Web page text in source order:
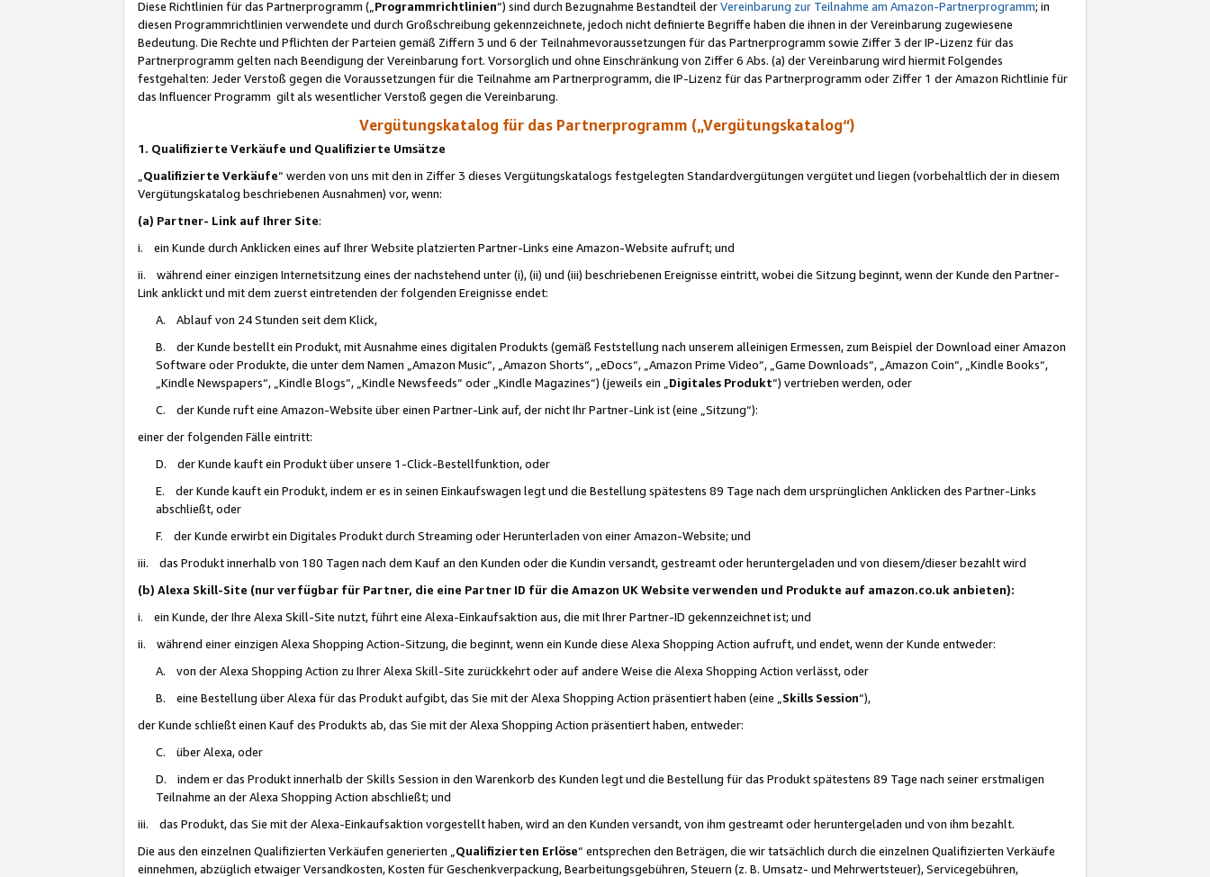
Diese Richtlinien für das Partnerprogramm („Programmrichtlinien“) sind durch Bezugnahme Bestandteil derVereinbarung zur Teilnahme am Amazon-Partnerprogramm; in
diesen Programmrichtlinien verwendete und durch Großschreibung gekennzeichnete, jedoch nicht definierte Begriffe haben die ihnen in der Vereinbarung zugewiesene
Bedeutung. Die Rechte und Pflichten der Parteien gemäß Ziffern 3 und 6 der Teilnahmevoraussetzungen für das Partnerprogramm sowie Ziffer 3 der IP-Lizenz für das
Partnerprogramm gelten nach Beendigung der Vereinbarung fort. Vorsorglich und ohne Einschränkung von Ziffer 6 Abs. (a) der Vereinbarung wird hiermit Folgendes
festgehalten: Jeder Verstoß gegen die Voraussetzungen für die Teilnahme am Partnerprogramm, die IP-Lizenz für das Partnerprogramm oder Ziffer 1 der Amazon Richtlinie für
das Influencer Programm gilt als wesentlicher Verstoß gegen die Vereinbarung.
Vergütungskatalog für das Partnerprogramm („Vergütungskatalog“)
1. Qualifizierte Verkäufe und Qualifizierte Umsätze
Qualifizierte Verkäufe“ werden von uns mit den in Ziffer 3 dieses Vergütungskatalogs festgelegten Standardvergütungen vergütet und liegen (vorbehaltlich der in diesem
Vergütungskatalog beschriebenen Ausnahmen) vor, wenn:
(a) Partner- Link auf Ihrer Site:
i. ein Kunde durch Anklicken eines auf Ihrer Website platzierten Partner-Links eine Amazon-Website aufruft; und
ii. während einer einzigen Internetsitzung eines der nachstehend unter (i), (ii) und (iii) beschriebenen Ereignisse eintritt, wobei die Sitzung beginnt, wenn der Kunde den Partner-
Link anklickt und mit dem zuerst eintretenden der folgenden Ereignisse endet:
A. Ablauf von 24 Stunden seit dem Klick,
B. der Kunde bestellt ein Produkt, mit Ausnahme eines digitalen Produkts (gemäß Feststellung nach unserem alleinigen Ermessen, zum Beispiel der Download einer Amazon
Software oder Produkte, die unter dem Namen „Amazon Music“, „Amazon Shorts“, „eDocs“, „Amazon Prime Video“, „Game Downloads“, „Amazon Coin“, „Kindle Books“,
„Kindle Newspapers“, „Kindle Blogs“, „Kindle Newsfeeds“ oder „Kindle Magazines“) (jeweils ein „ Digitales Produkt“) vertrieben werden, oder
C. der Kunde ruft eine Amazon-Website über einen Partner-Link auf, der nicht Ihr Partner-Link ist (eine „Sitzung“):
einer der folgenden Fälle eintritt:
D. der Kunde kauft ein Produkt über unsere 1-Click-Bestellfunktion, oder
E. der Kunde kauft ein Produkt, indem er es in seinen Einkaufswagen legt und die Bestellung spätestens 89 Tage nach dem ursprünglichen Anklicken des Partner-Links
abschließt, oder
F. der Kunde erwirbt ein Digitales Produkt durch Streaming oder Herunterladen von einer Amazon-Website; und
iii. das Produkt innerhalb von 180 Tagen nach dem Kauf an den Kunden oder die Kundin versandt, gestreamt oder heruntergeladen und von diesem/dieser bezahlt wird
(b) Alexa Skill-Site (nur verfügbar für Partner, die eine Partner ID für die Amazon UK Website verwenden und Produkte auf amazon.co.uk anbieten):
i. ein Kunde, der Ihre Alexa Skill-Site nutzt, führt eine Alexa-Einkaufsaktion aus, die mit Ihrer Partner-ID gekennzeichnet ist; und
ii. während einer einzigen Alexa Shopping Action-Sitzung, die beginnt, wenn ein Kunde diese Alexa Shopping Action aufruft, und endet, wenn der Kunde entweder:
A. von der Alexa Shopping Action zu Ihrer Alexa Skill-Site zurückkehrt oder auf andere Weise die Alexa Shopping Action verlässt, oder
B. eine Bestellung über Alexa für das Produkt aufgibt, das Sie mit der Alexa Shopping Action präsentiert haben (eine „ Skills Session“),
der Kunde schließt einen Kauf des Produkts ab, das Sie mit der Alexa Shopping Action präsentiert haben, entweder:
C. über Alexa, oder
D. indem er das Produkt innerhalb der Skills Session in den Warenkorb des Kunden legt und die Bestellung für das Produkt spätestens 89 Tage nach seiner erstmaligen
Teilnahme an der Alexa Shopping Action abschließt; und
iii. das Produkt, das Sie mit der Alexa-Einkaufsaktion vorgestellt haben, wird an den Kunden versandt, von ihm gestreamt oder heruntergeladen und von ihm bezahlt.
Die aus den einzelnen Qualifizierten Verkäufen generierten „ Qualifizierten Erlöse“ entsprechen den Beträgen, die wir tatsächlich durch die einzelnen Qualifizierten Verkäufe
einnehmen, abzüglich etwaiger Versandkosten, Kosten für Geschenkverpackung, Bearbeitungsgebühren, Steuern (z. B. Umsatz- und Mehrwertsteuer), Servicegebühren,